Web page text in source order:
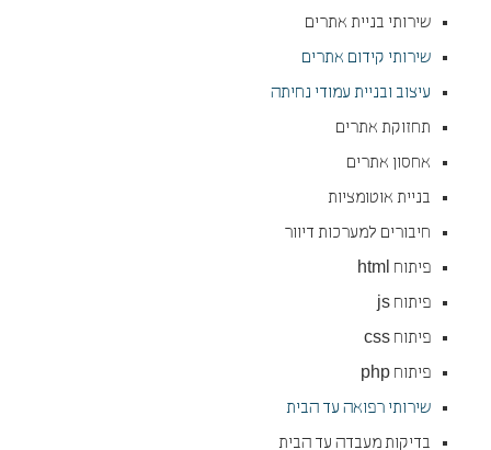
שירותי בניית אתרים
שירותי קידום אתרים
עיצוב ובניית עמודי נחיתה
תחזוקת אתרים
אחסון אתרים
בניית אוטומציות
חיבורים למערכות דיוור
פיתוח html
פיתוח js
פיתוח css
פיתוח php
שירותי רפואה עד הבית
בדיקות מעבדה עד הבית